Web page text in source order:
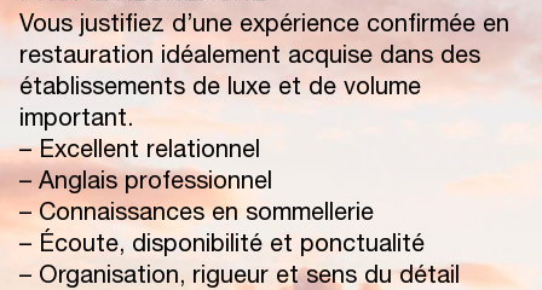
Vous justifiez d’une expérience confirmée en
restauration idéalement acquise dans des
établissements de luxe et de volume
important.
– Excellent relationnel
– Anglais professionnel
– Connaissances en sommellerie
– Écoute, disponibilité et ponctualité
– Organisation, rigueur et sens du détail